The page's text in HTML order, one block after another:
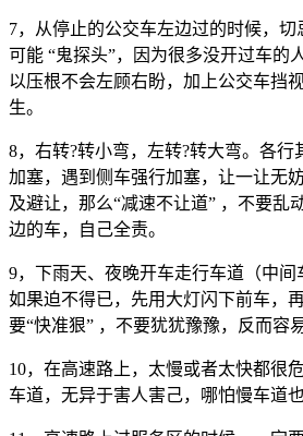
7，从停止的公交车左边过的时候，
可能 “鬼探头”，因为很多没开过车的
以压根不会左顾右盼，加上公交车挡
生。
8，右转?转小弯，左转?转大弯。各行
加塞，遇到侧车强行加塞，让一让无
及避让，那么“减速不让道” ，不要乱
边的车，自己全责。
9，下雨天、夜晚开车走行车道（中间
如果迫不得已，先用大灯闪下前车，
要“快准狠” ，不要犹犹豫豫，反而容
10，在高速路上，太慢或者太快都很
车道，无异于害人害己，哪怕慢车道